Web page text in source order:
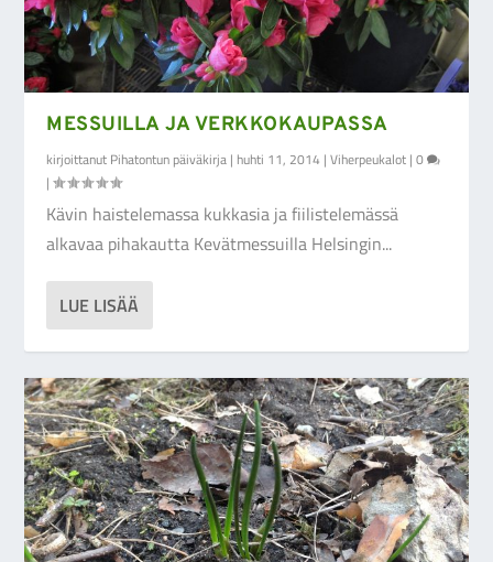
MESSUILLA JA VERKKOKAUPASSA
kirjoittanut Pihatontun päiväkirja | huhti 11, 2014 |Viherpeukalot |0
|
Kävin haistelemassa kukkasia ja fiilistelemässä
alkavaa pihakautta Kevätmessuilla Helsingin...
LUE LISÄÄ